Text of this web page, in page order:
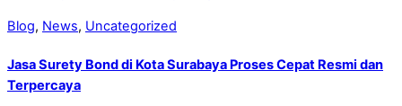
Blog, News, Uncategorized
Jasa Surety Bond di Kota Surabaya Proses Cepat Resmi dan
Terpercaya